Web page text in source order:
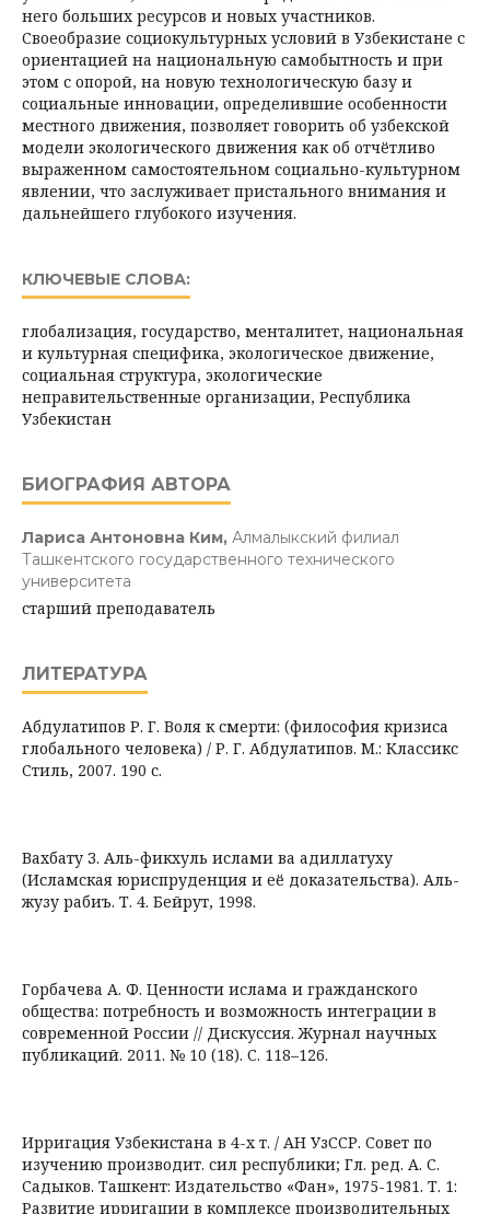
него больших ресурсов и новых участников.
Своеобразие социокультурных условий в Узбекистане с
ориентацией на национальную самобытность и при
этом с опорой, на новую технологическую базу и
социальные инновации, определившие особенности
местного движения, позволяет говорить об узбекской
модели экологического движения как об отчётливо
выраженном самостоятельном социально-культурном
явлении, что заслуживает пристального внимания и
дальнейшего глубокого изучения.
КЛЮЧЕВЫЕ СЛОВА:
глобализация, государство, менталитет, национальная
и культурная специфика, экологическое движение,
социальная структура, экологические
неправительственные организации, Республика
Узбекистан
БИОГРАФИЯ АВТОРА
Лариса Антоновна Ким, Алмалыкский филиал
Ташкентского государственного технического
университета
старший преподаватель
ЛИТЕРАТУРА
Абдулатипов Р. Г. Воля к смерти: (философия кризиса
глобального человека) / Р. Г. Абдулатипов. М.: Классикс
Стиль, 2007. 190 с.
Вахбату З. Аль-фикхуль ислами ва адиллатуху
(Исламская юриспруденция и её доказательства). Аль-
жузу рабиъ. Т. 4. Бейрут, 1998.
Горбачева А. Ф. Ценности ислама и гражданского
общества: потребность и возможность интеграции в
современной России // Дискуссия. Журнал научных
публикаций. 2011. № 10 (18). С. 118–126.
Ирригация Узбекистана в 4-х т. / АН УзССР. Совет по
изучению производит. сил республики; Гл. ред. А. С.
Садыков. Ташкент: Издательство «Фан», 1975-1981. Т. 1:
Развитие ирригации в комплексе производительных